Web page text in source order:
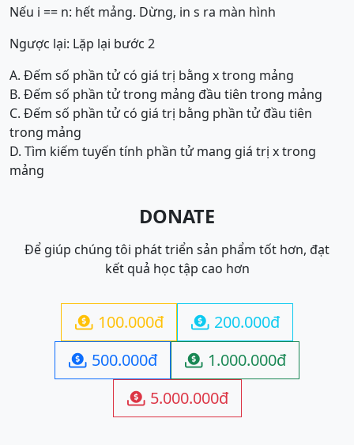
Nếu i == n: hết mảng. Dừng, in s ra màn hình
Ngược lại: Lặp lại bước 2
A. Đếm số phần tử có giá trị bằng x trong mảng
B. Đếm số phần tử trong mảng đầu tiên trong mảng
C. Đếm số phần tử có giá trị bằng phần tử đầu tiên
trong mảng
D. Tìm kiếm tuyến tính phần tử mang giá trị x trong
mảng
DONATE
Để giúp chúng tôi phát triển sản phẩm tốt hơn, đạt
kết quả học tập cao hơn
 100.000đ  200.000đ
 500.000đ  1.000.000đ
 5.000.000đ